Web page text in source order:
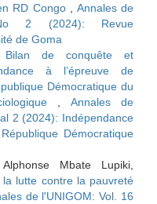
RD Congo , Annales de
2 (2024): Revue
de Goma
Bilan de conquête et
à l’épreuve de
Démocratique du
, Annales de
2 (2024): Indépendance
Démocratique
Mbate Lupiki,
lutte contre la pauvreté
de l'UNIGOM: Vol. 16